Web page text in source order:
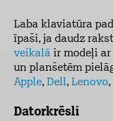
Laba klaviatūra
īpaši, ja daudz
veikalā ir modeļi
un planšetēm
Apple, Dell, Lenovo,
Datorkrēsli